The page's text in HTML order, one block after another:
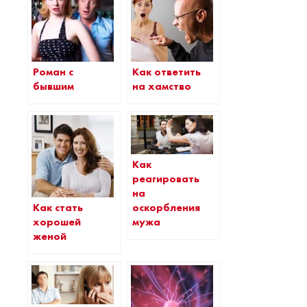
Роман с
бывшим
Как ответить
на хамство
Как стать
хорошей
женой
Как
реагировать
на
оскорбления
мужа